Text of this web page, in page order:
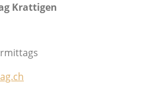
Krattigen